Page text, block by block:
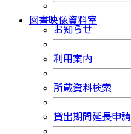
図書映像資料室
お知らせ
利用案内
所蔵資料検索
貸出期間延長申請